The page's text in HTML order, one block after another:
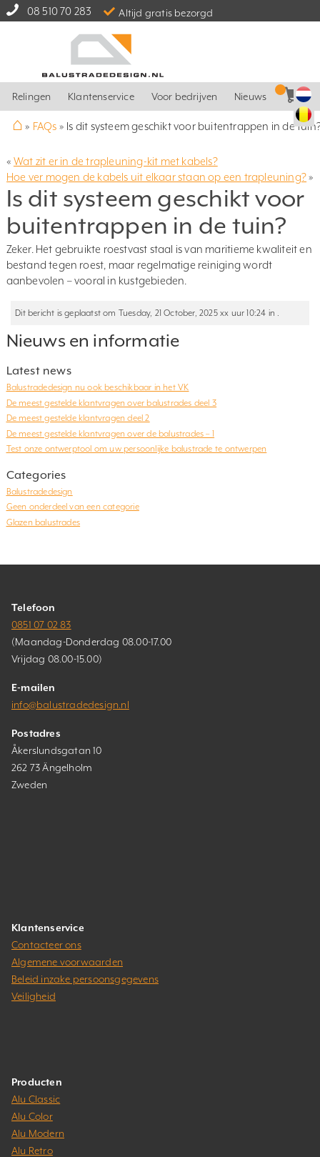
08 510 70 283 Altijd gratis bezorgd
Relingen Klantenservice Voor bedrijven Nieuws
⌂ » FAQs » Is dit systeem geschikt voor buitentrappen in de
« Wat zit er in de trapleuning-kit met kabels?
Hoe ver mogen de kabels uit elkaar staan op een trapleuning?»
Is dit systeem geschikt voor
buitentrappen in de tuin?
Zeker. Het gebruikte roestvast staal is van maritieme kwaliteit en
bestand tegen roest, maar regelmatige reiniging wordt
aanbevolen – vooral in kustgebieden.
Dit bericht is geplaatst om Tuesday, 21 October, 2025 xx uur 10:24 in .
Nieuws en informatie
Latest news
Balustradedesign nu ook beschikbaar in het VK
De meest gestelde klantvragen over balustrades deel 3
De meest gestelde klantvragen deel 2
De meest gestelde klantvragen over de balustrades – 1
Test onze ontwerptool om uw persoonlijke balustrade te ontwerpen
Categories
Balustradedesign
Geen onderdeel van een categorie
Glazen balustrades
Telefoon
0851 07 02 83
(Maandag-Donderdag 08.00-17.00
Vrijdag 08.00-15.00)
E-mailen
info@balustradedesign.nl
Postadres
Åkerslundsgatan 10
262 73 Ängelholm
Zweden
Klantenservice
Contacteer ons
Algemene voorwaarden
Beleid inzake persoonsgegevens
Veiligheid
Producten
Alu Classic
Alu Color
Alu Modern
Alu Retro